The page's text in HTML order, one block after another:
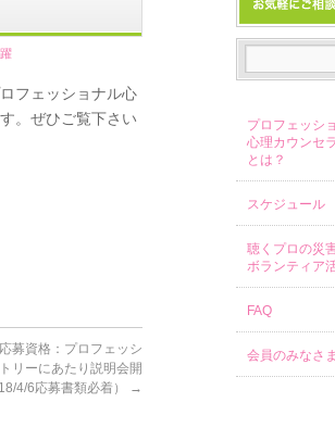
フェッショナル心
。ぜひご覧下さい
募資格：プロフェッシ
リーにあたり説明会開
4/6応募書類必着）
→
プロフェッシ
心理カウンセ
とは？
スケジュール
聴くプロの災
ボランティア
FAQ
会員のみなさま